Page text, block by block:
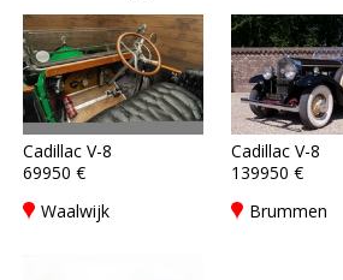
Cadillac V-8
69950 €
Waalwijk
Cadillac V-8
139950 €
Brummen